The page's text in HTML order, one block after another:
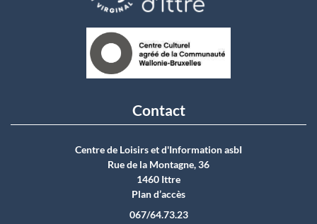
Contact
Centre de Loisirs et d'Information asbI
Rue de la Montagne, 36
1460 Ittre
Plan d’accès
067/64.73.23